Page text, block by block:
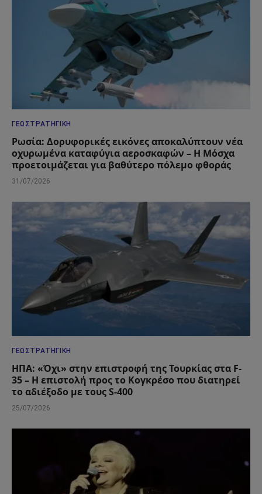
ΓΕΩΣΤΡΑΤΗΓΙΚΉ
Ρωσία: Δορυφορικές εικόνες αποκαλύπτουν νέα
οχυρωμένα καταφύγια αεροσκαφών – Η Μόσχα
προετοιμάζεται για βαθύτερο πόλεμο φθοράς
31/07/2026
ΓΕΩΣΤΡΑΤΗΓΙΚΉ
ΗΠΑ: «Όχι» στην επιστροφή της Τουρκίας στα F-
35 – Η επιστολή προς το Κογκρέσο που διατηρεί
το αδιέξοδο με τους S-400
25/07/2026